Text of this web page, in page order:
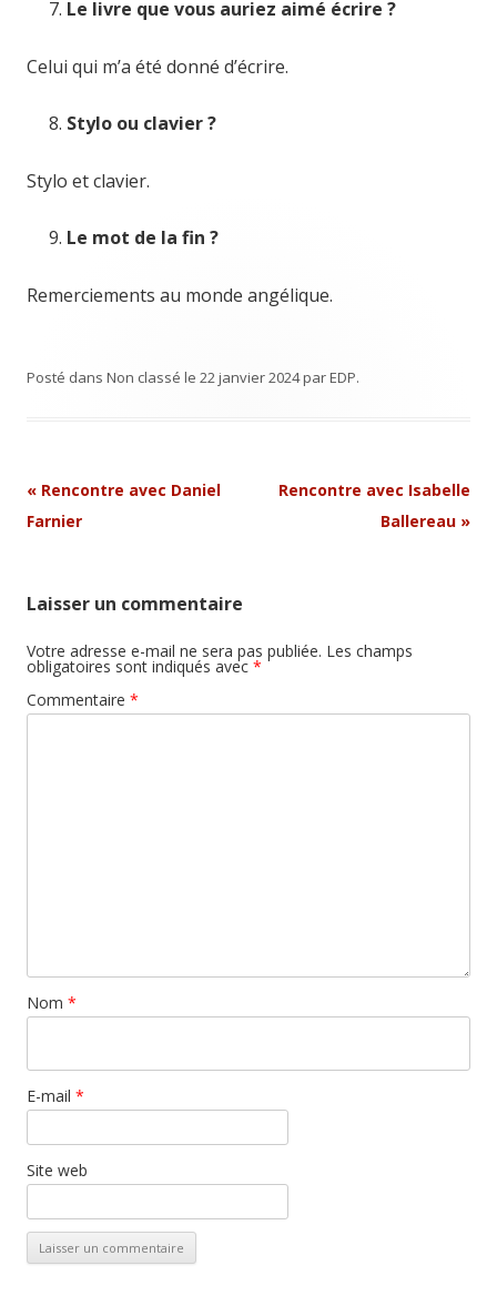
Le livre que vous auriez aimé écrire ?
Celui qui m’a été donné d’écrire.
Stylo ou clavier ?
Stylo et clavier.
Le mot de la fin ?
Remerciements au monde angélique.
Posté dans Non classé le 22 janvier 2024parEDP.
Navigation
Article
« Rencontre avec Daniel
Farnier
Rencontre avec Isabelle
Ballereau »
Laisser un commentaire
Votre adresse e-mail ne sera pas publiée. Les champs
obligatoires sont indiqués avec *
Commentaire *
Nom *
E-mail *
Site web